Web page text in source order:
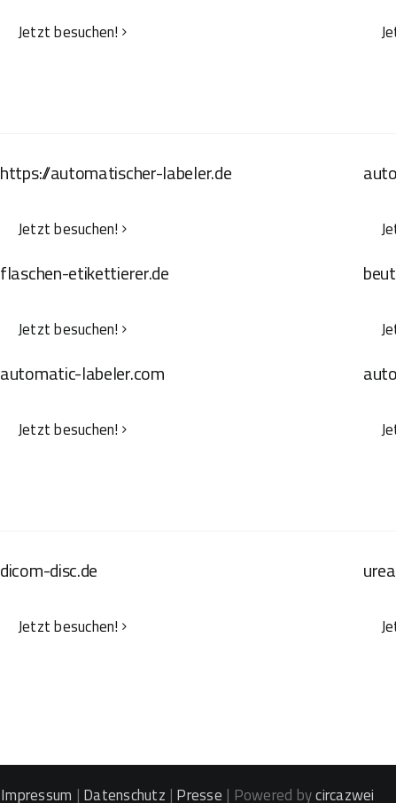
Jetzt besuchen!
https://automatischer-labeler.de
Jetzt besuchen!
flaschen-etikettierer.de
Jetzt besuchen!
automatic-labeler.com
Jetzt besuchen!
dicom-disc.de
Jetzt besuchen!
Impressum | Datenschutz | Presse | Powered bycircazwei